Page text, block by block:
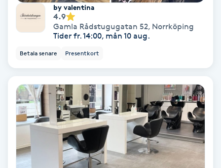
Svensk massage
Svettbehandling
Taktil massage
Tandblekning
Tandläkare
by valentina
4.9
Gamla Rådstugugatan 52, Norrköping
Tider fr. 14:00, mån 10 aug.
Betala senare Presentkort